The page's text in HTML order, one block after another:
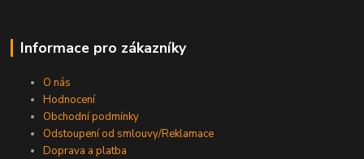
Informace pro zákazníky
O nás
Hodnocení
Obchodní podmínky
Odstoupení od smlouvy/Reklamace
Doprava a platba